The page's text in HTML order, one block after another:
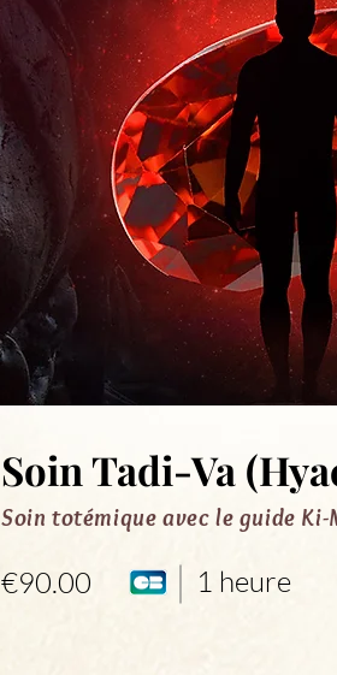
€90.00 1 heure
Soin Tadi-Va
Soin totémique avec le guide Ki-